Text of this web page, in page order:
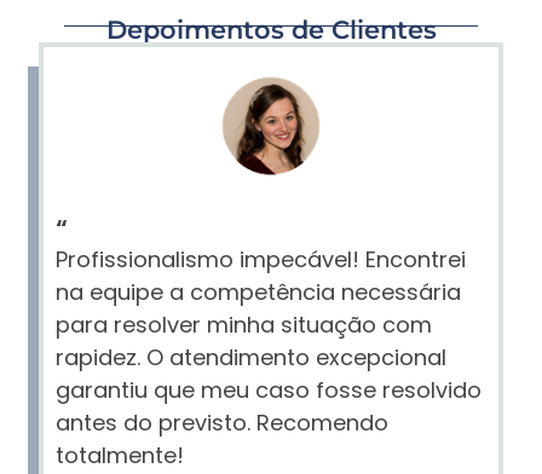
Depoimentos de Clientes
“
Profissionalismo impecável! Encontrei
na equipe a competência necessária
para resolver minha situação com
rapidez. O atendimento excepcional
garantiu que meu caso fosse resolvido
antes do previsto. Recomendo
totalmente!